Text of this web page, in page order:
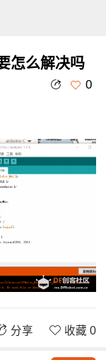
怎么解决吗
0
分享 收藏 0